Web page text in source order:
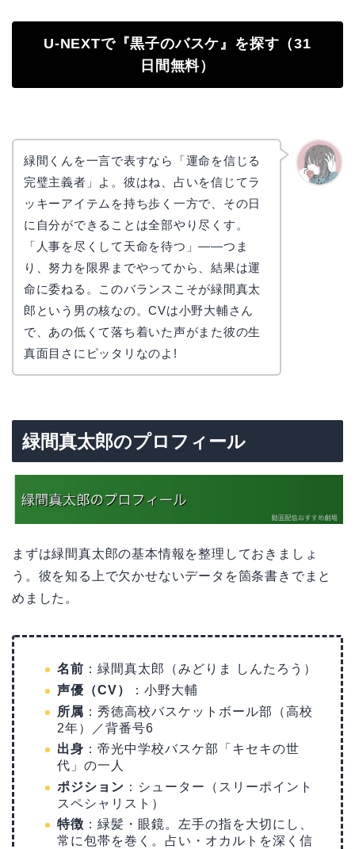
U-NEXTで『黒子のバスケ』を探す（31
日間無料）
緑間くんを一言で表すなら「運命を信じる
完璧主義者」よ。彼はね、占いを信じてラ
ッキーアイテムを持ち歩く一方で、その日
に自分ができることは全部やり尽くす。
「人事を尽くして天命を待つ」——つま
り、努力を限界までやってから、結果は運
命に委ねる。このバランスこそが緑間真太
郎という男の核なの。CVは小野大輔さん
で、あの低くて落ち着いた声がまた彼の生
真面目さにピッタリなのよ!
緑間真太郎のプロフィール
まずは緑間真太郎の基本情報を整理しておきましょ
う。彼を知る上で欠かせないデータを箇条書きでまと
めました。
名前 ：緑間真太郎（みどりま しんたろう）
声優（CV）
：小野大輔
所属 ：秀徳高校バスケットボール部（高校
2年）／背番号6
出身 ：帝光中学校バスケ部「キセキの世
代」の一人
ポジション ：シューター（スリーポイント
スペシャリスト）
特徴 ：緑髪・眼鏡。左手の指を大切にし、
常に包帯を巻く。占い・オカルトを深く信